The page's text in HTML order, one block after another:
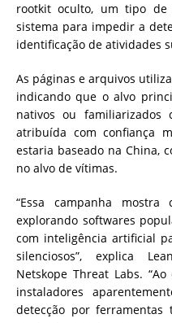
rootkit oculto, um tipo de
sistema para impedir a
identificação de atividades
As páginas e arquivos
indicando que o alvo
nativos ou
atribuída com confiança
estaria baseado na China,
no alvo de vítimas.
“Essa campanha mostra
explorando softwares
com inteligência artificial
silenciosos”, explica
Netskope Threat Labs.
instaladores
detecção por ferramentas